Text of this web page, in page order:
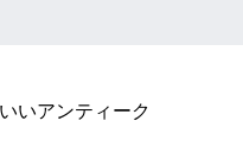
グラファ
ときを作
いアンティーク